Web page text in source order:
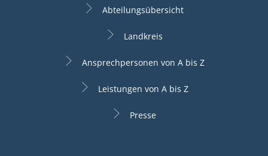
Abteilungsübersicht
Landkreis
Ansprechpersonen von A bis Z
Leistungen von A bis Z
Presse